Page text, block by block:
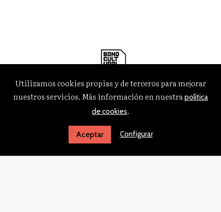
Utilizamos cookies propias y de terceros para mejorar
nuestros servicios. Más información en nuestrapolítica
de cookies.
Aceptar Configurar